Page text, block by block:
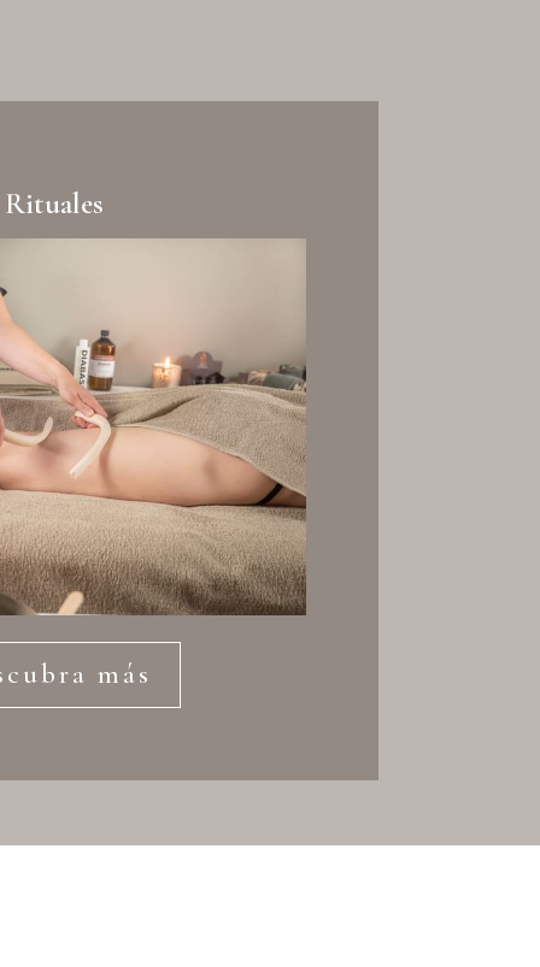
Rituales
más